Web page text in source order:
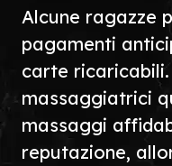
Alcune ragazze
pagamenti
carte ricaricabili.
massaggiatrici
massaggi
reputazione,